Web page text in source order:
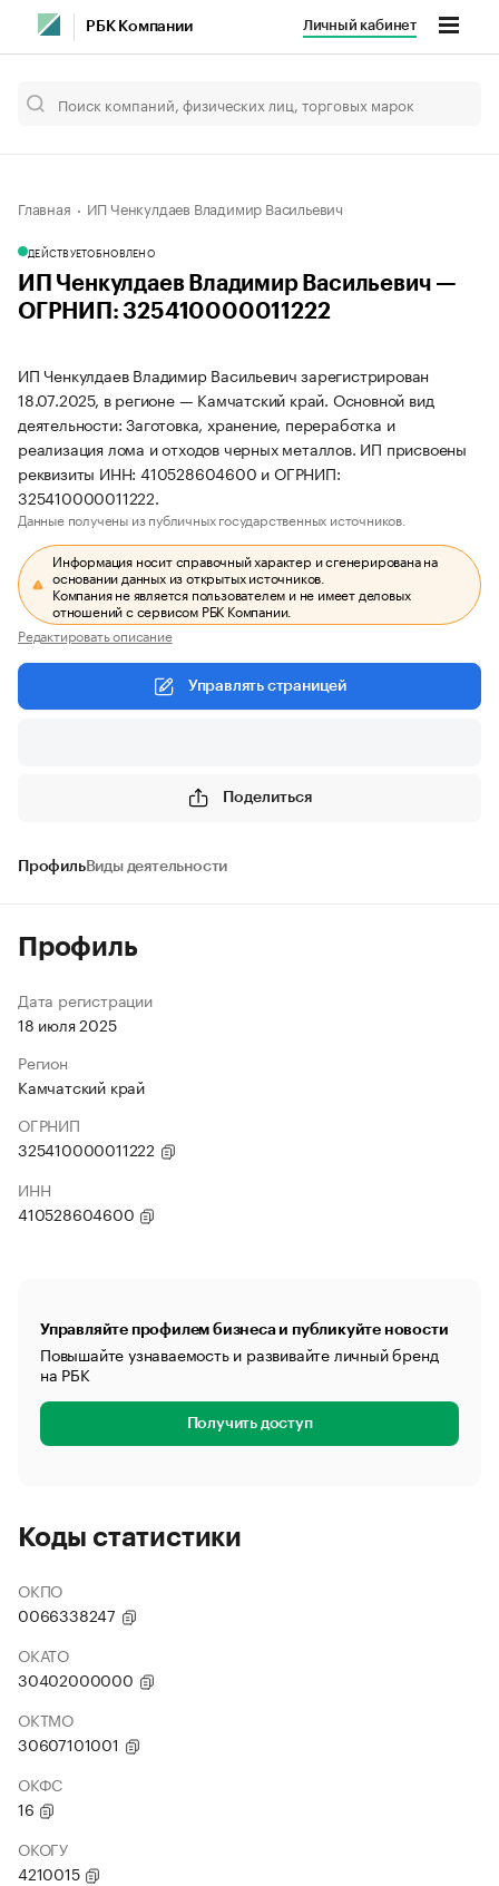
РБК Компании Личный кабинет
Главная ИП Ченкулдаев Владимир Васильевич
ДЕЙСТВУЕТОБНОВЛЕНО
ИП Ченкулдаев Владимир Васильевич —
ОГРНИП: 325410000011222
ИП Ченкулдаев Владимир Васильевич зарегистрирован
18.07.2025, в регионе — Камчатский край. Основной вид
деятельности: Заготовка, хранение, переработка и
реализация лома и отходов черных металлов. ИП присвоены
реквизиты ИНН: 410528604600 и ОГРНИП:
325410000011222.
Данные получены из публичных государственных источников.
Информация носит справочный характер и сгенерирована на
основании данных из открытых источников.
Компания не является пользователем и не имеет деловых
отношений с сервисом РБК Компании.
Редактировать описание
Управлять страницей
Поделиться
ПрофильВиды деятельности
Профиль
Дата регистрации
18 июля 2025
Регион
Камчатский край
ОГРНИП
325410000011222
ИНН
410528604600
Управляйте профилем бизнеса и публикуйте новости
Повышайте узнаваемость и развивайте личный бренд
на РБК
Получить доступ
Коды статистики
ОКПО
0066338247
ОКАТО
30402000000
ОКТМО
30607101001
ОКФС
16
ОКОГУ
4210015